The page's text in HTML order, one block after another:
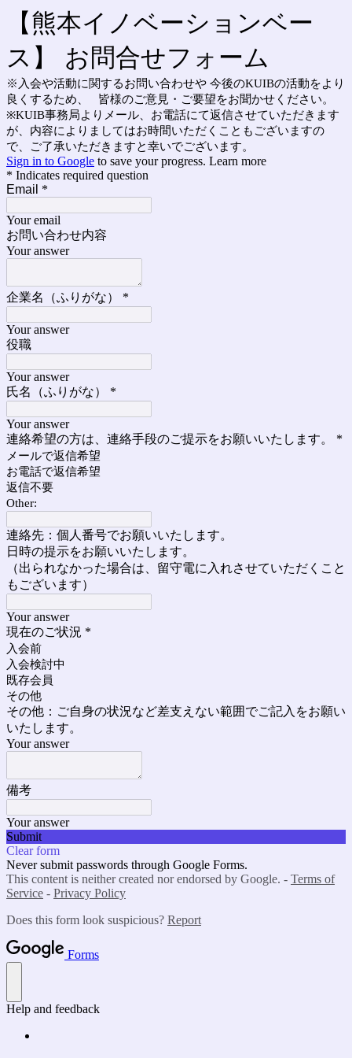
【熊本イノベーションベー
ス】 お問合せフォーム
※入会や活動に関するお問い合わせや 今後のKUIBの活動をより
良くするため、 皆様のご意見・ご要望をお聞かせください。
※KUIB事務局よりメール、お電話にて返信させていただきます
が、内容によりましてはお時間いただくこともございますの
で、ご了承いただきますと幸いでございます。
Sign in to Google to save your progress. Learn more
* Indicates required question
Email *
Your email
お問い合わせ内容
Your answer
企業名（ふりがな） *
Your answer
役職
Your answer
氏名（ふりがな）
*
Your answer
連絡希望の方は、連絡手段のご提示をお願いいたします。
*
メールで返信希望
お電話で返信希望
返信不要
Other:
連絡先：個人番号でお願いいたします。
日時の提示をお願いいたします。
（出られなかった場合は、留守電に入れさせていただくこと
もございます）
Your answer
現在のご状況 *
入会前
入会検討中
既存会員
その他
その他：ご自身の状況など差支えない範囲でご記入をお願い
いたします。
Your answer
備考
Your answer
Submit
Clear form
Never submit passwords through Google Forms.
This content is neither created nor endorsed by Google. - Terms of
Service - Privacy Policy
Does this form look suspicious? Report
Forms
Help and feedback